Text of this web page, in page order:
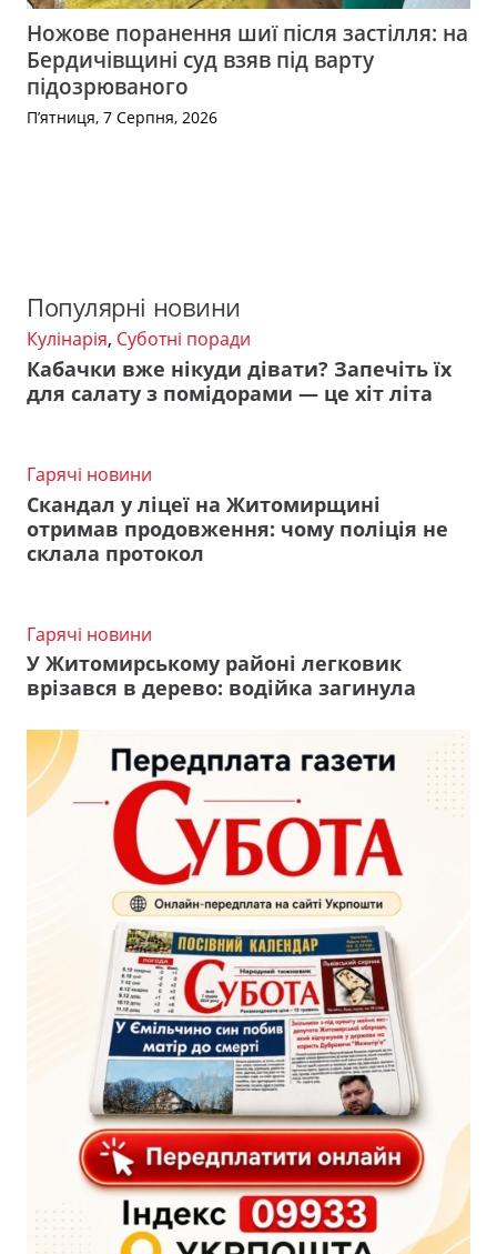
Ножове поранення шиї після застілля: на
Бердичівщині суд взяв під варту
підозрюваного
П’ятниця, 7 Серпня, 2026
Популярні новини
Кулінарія, Суботні поради
Кабачки вже нікуди дівати? Запечіть їх
для салату з помідорами — це хіт літа
Гарячі новини
Скандал у ліцеї на Житомирщині
отримав продовження: чому поліція не
склала протокол
Гарячі новини
У Житомирському районі легковик
врізався в дерево: водійка загинула